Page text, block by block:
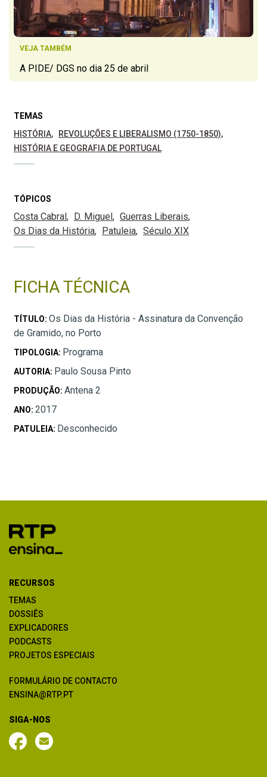
VEJA TAMBÉM
A PIDE/ DGS no dia 25 de abril
TEMAS
HISTÓRIA
REVOLUÇÕES E LIBERALISMO (1750-1850)
HISTÓRIA E GEOGRAFIA DE PORTUGAL
TÓPICOS
Costa Cabral D. Miguel
Guerras Liberais
Os Dias da História
Patuleia Século XIX
FICHA TÉCNICA
TÍTULO: Os Dias da História - Assinatura da Convenção
de Gramido, no Porto
TIPOLOGIA: Programa
AUTORIA: Paulo Sousa Pinto
PRODUÇÃO: Antena 2
ANO: 2017
PATULEIA: Desconhecido
RECURSOS
TEMAS
DOSSIÊS
EXPLICADORES
PODCASTS
PROJETOS ESPECIAIS
FORMULÁRIO DE CONTACTO
ENSINA@RTP.PT
SIGA-NOS